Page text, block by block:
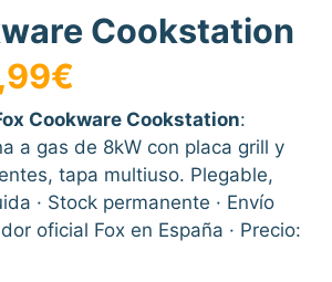
Cookstation
€
actual
es:
152,99€.
Cookware Cookstation:
a gas de 8kW con placa grill y
tapa multiuso. Plegable,
· Stock permanente · Envío
oficial Fox en España · Precio: